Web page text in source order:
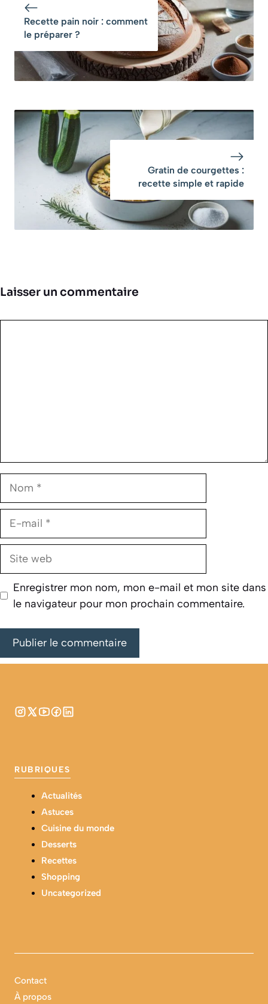
Recette pain noir : comment
le préparer ?
Gratin de courgettes :
recette simple et rapide
Laisser un commentaire
Nom
E-
Site
Enregistrer mon nom, mon e-mail et mon site dans
le navigateur pour mon prochain commentaire.
RUBRIQUES
Actualités
Astuces
Cuisine du monde
Desserts
Recettes
Shopping
Uncategorized
Contact
À propos